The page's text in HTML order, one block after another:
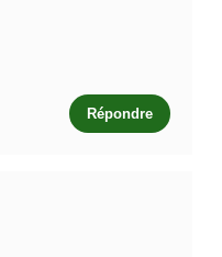
Répondre